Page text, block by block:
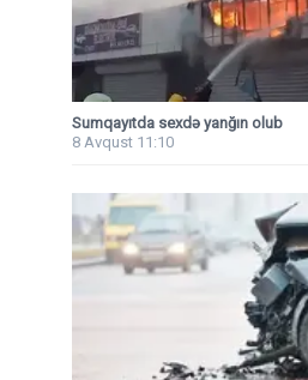
Sumqayıtda sexdə yanğın olub
8 Avqust 11:10